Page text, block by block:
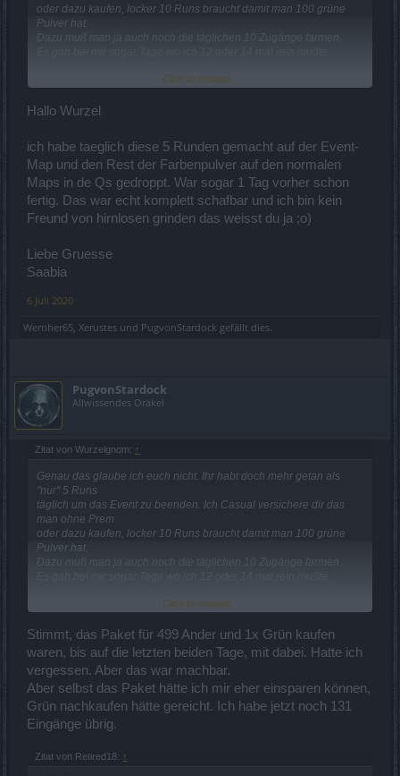
oder dazu kaufen, locker 10 Runs braucht damit man 100 grüne
Pulver hat.
Dazu muß man ja auch noch die täglichen 10 Zugänge farmen.
Daher: sollte es zB 5 Tage + cashie cashie sein, einfach mal dazu
Click to expand...
Hallo Wurzel
ich habe taeglich diese 5 Runden gemacht auf der Event-
Map und den Rest der Farbenpulver auf den normalen
Maps in de Qs gedroppt. War sogar 1 Tag vorher schon
fertig. Das war echt komplett schafbar und ich bin kein
Freund von hirnlosen grinden das weisst du ja ;o)
Liebe Gruesse
Saabia
6 Juli 2020
Wernher65 Xerustes und PugvonStardock gefällt dies.
PugvonStardock
Allwissendes Orakel
Zitat von Wurzelgnom: ↑
Genau das glaube ich euch nicht. Ihr habt doch mehr getan als
"nur" 5 Runs
täglich um das Event zu beenden. Ich Casual versichere dir das
man ohne Prem
oder dazu kaufen, locker 10 Runs braucht damit man 100 grüne
Pulver hat.
Dazu muß man ja auch noch die täglichen 10 Zugänge farmen.
Daher: sollte es zB 5 Tage + cashie cashie sein, einfach mal dazu
Click to expand...
Stimmt, das Paket für 499 Ander und 1x Grün kaufen
waren, bis auf die letzten beiden Tage, mit dabei. Hatte ich
vergessen. Aber das war machbar.
Aber selbst das Paket hätte ich mir eher einsparen können,
Grün nachkaufen hätte gereicht. Ich habe jetzt noch 131
Eingänge übrig.
Zitat von Retired18: ↑